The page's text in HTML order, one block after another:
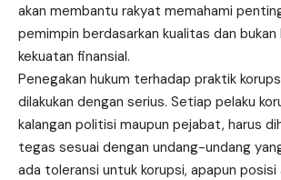
akan membantu rakyat memahami
pemimpin berdasarkan kualitas dan bukan
kekuatan finansial.
Penegakan hukum terhadap praktik
dilakukan dengan serius. Setiap pelaku
kalangan politisi maupun pejabat, harus
tegas sesuai dengan undang-undang
ada toleransi untuk korupsi, apapun posisi